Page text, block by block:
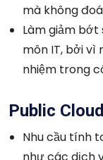
mà không
Làm giảm bớt
môn IT, bởi vì
nhiệm trong
Public
Nhu cầu tính